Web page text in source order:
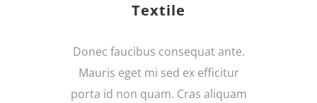
Textile
Donec faucibus consequat ante.
Mauris eget mi sed ex efficitur
porta id non quam. Cras aliquam